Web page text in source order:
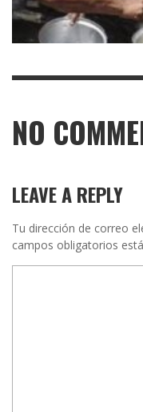
NO
LEAVE A REPLY
Tu dirección de correo
campos obligatorios